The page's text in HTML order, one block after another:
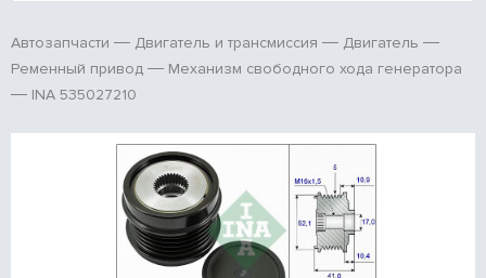
Автозапчасти Двигатель и трансмиссия
Двигатель
Ременный привод
Механизм свободного хода генератора
INA 535027210